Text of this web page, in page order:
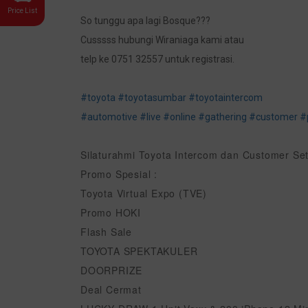
Price List
So tunggu apa lagi Bosque???
Cusssss hubungi Wiraniaga kami atau
telp ke 0751 32557 untuk registrasi.
#toyota #toyotasumbar #toyotaintercom
#automotive #live #online #gathering #customer
Silaturahmi Toyota Intercom dan Customer
Promo Spesial :
Toyota Virtual Expo (TVE)
Promo HOKI
Flash Sale
TOYOTA SPEKTAKULER
DOORPRIZE
Deal Cermat